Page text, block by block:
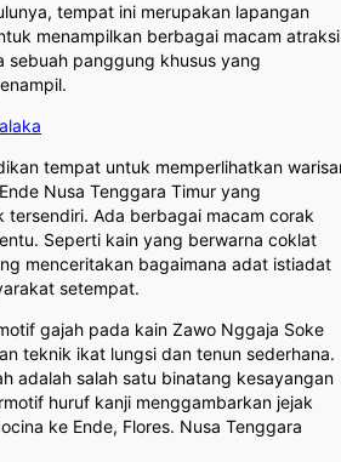
tempat ini merupakan lapangan
menampilkan berbagai macam atraksi
sebuah panggung khusus yang
tempat untuk memperlihatkan
Nusa Tenggara Timur yang
tersendiri. Ada berbagai macam corak
Seperti kain yang berwarna coklat
menceritakan bagaimana adat istiadat
setempat.
gajah pada kain Zawo Nggaja Soke
teknik ikat lungsi dan tenun sederhana.
adalah salah satu binatang kesayangan
huruf kanji menggambarkan jejak
ke Ende, Flores. Nusa Tenggara